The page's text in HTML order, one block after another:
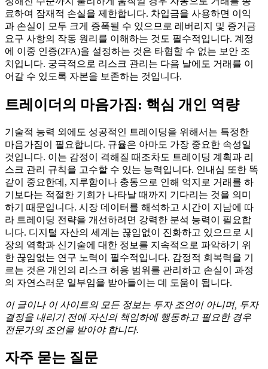
료하여 잠재적 손실을 제한합니다. 차입금을 사용하면 이익
과 손실이 모두 크게 증폭될 수 있으므로 레버리지 및 증거금
요구 사항의 작동 원리를 이해하는 것도 필수적입니다. 계정
에 이중 인증(2FA)을 설정하는 것은 타협할 수 없는 보안 조
치입니다. 궁극적으로 리스크 관리는 다음 날에도 거래를 이
어갈 수 있도록 자본을 보존하는 것입니다.
트레이더의 마음가짐: 핵심 개인 역량
기술적 능력 외에도 성공적인 트레이딩을 위해서는 특정한
마음가짐이 필요합니다. 규율은 아마도 가장 중요한 속성일
것입니다. 이는 감정이 격해질 때조차도 트레이딩 계획과 리
스크 관리 규칙을 고수할 수 있는 능력입니다. 인내심 또한 똑
같이 중요한데, 지루함이나 충동으로 인해 억지로 거래를 하
기보다는 적절한 기회가 나타날 때까지 기다리는 것을 의미
하기 때문입니다. 시장 데이터를 해석하고 시간이 지남에 따
라 트레이딩 전략을 개선하려면 강력한 분석 능력이 필요합
니다. 디지털 자산의 세계는 끊임없이 진화하고 있으므로 시
장의 역학과 신기술에 대한 정보를 지속적으로 파악하기 위
한 끊임없는 연구 노력이 필수적입니다. 감정적 회복력을 기
르는 것은 개인의 리스크 허용 범위를 관리하고 손실이 과정
의 자연스러운 일부임을 받아들이는 데 도움이 됩니다.
이 글이나 이 사이트의 모든 정보는 투자 조언이 아니며, 투자
결정을 내리기 전에 자신의 책임하에 행동하고 필요한 경우
전문가의 조언을 받아야 합니다.
자주 묻는 질문